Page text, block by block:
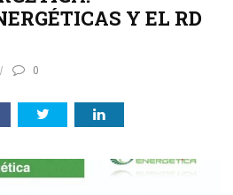
Y EL RD
0